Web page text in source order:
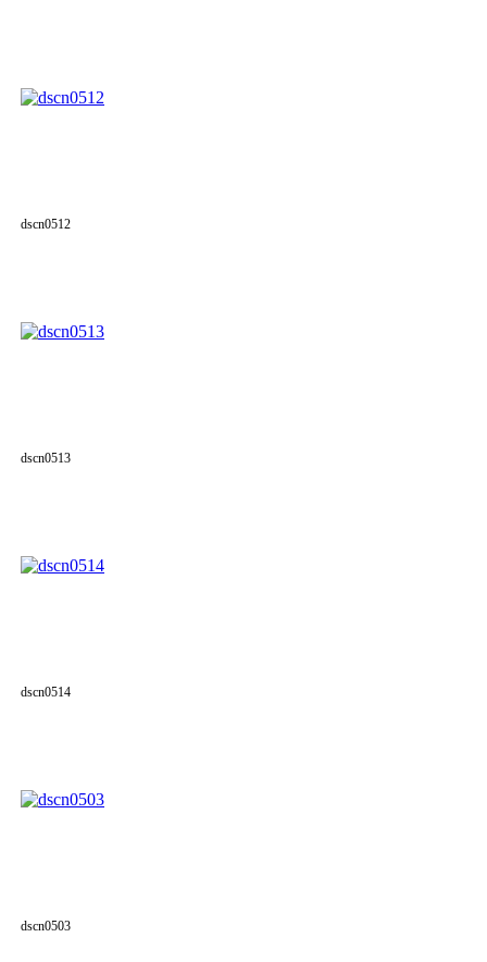
dscn0512
dscn0513
dscn0514
dscn0503